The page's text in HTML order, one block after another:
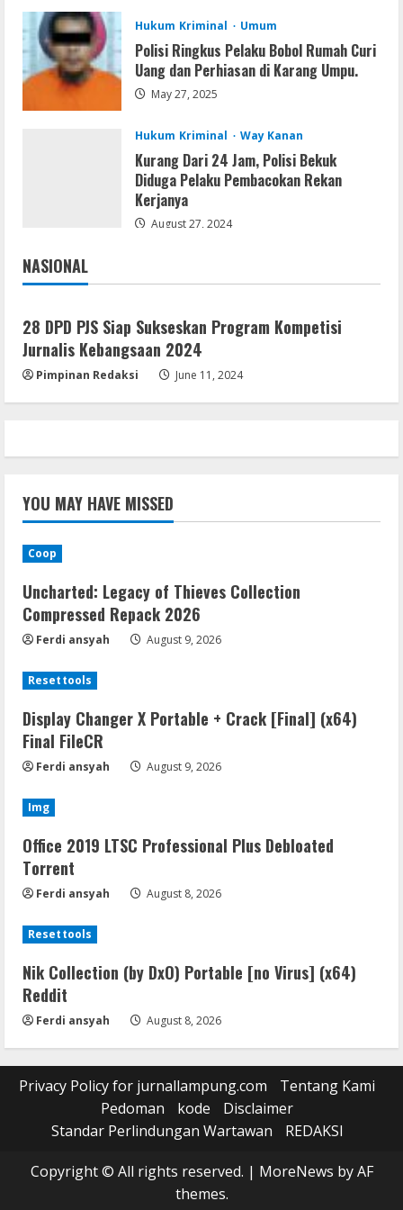
4
Img
Office 365 Professional Plus ISO File
Multilanguage
August 8, 2026
Hukum Kriminal Umum
Polisi Ringkus Pelaku Bobol Rumah Curi
Uang dan Perhiasan di Karang Umpu.
May 27, 2025
Hukum Kriminal Way Kanan
Kurang Dari 24 Jam, Polisi Bekuk
Diduga Pelaku Pembacokan Rekan
Kerjanya
August 27, 2024
NASIONAL
Jakarta
28 DPD PJS Siap Sukseskan Program Kompetisi
Jurnalis Kebangsaan 2024
Pimpinan Redaksi June 11, 2024
YOU MAY HAVE MISSED
Coop
Uncharted: Legacy of Thieves Collection
Compressed Repack 2026
Ferdi ansyah August 9, 2026
Resettools
Display Changer X Portable + Crack [Final] (x64)
Final FileCR
Ferdi ansyah August 9, 2026
Img
Office 2019 LTSC Professional Plus Debloated
Tоrrеnt
Ferdi ansyah August 8, 2026
Resettools
Nik Collection (by DxO) Portable [no Virus] (x64)
Reddit
Ferdi ansyah August 8, 2026
Privacy Policy for jurnallampung.com
Tentang Kami
Pedoman
kode
Disclaimer
Standar Perlindungan Wartawan
REDAKSI
Copyright © All rights reserved. | MoreNews by AF
themes.